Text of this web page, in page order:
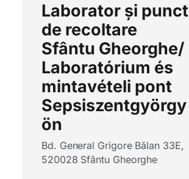
Laborator și punct
de recoltare
Sfântu Gheorghe/
Laboratórium és
mintavételi pont
Sepsiszentgyörgy
ön
Bd. General Grigore Bălan 33E,
520028 Sfântu Gheorghe